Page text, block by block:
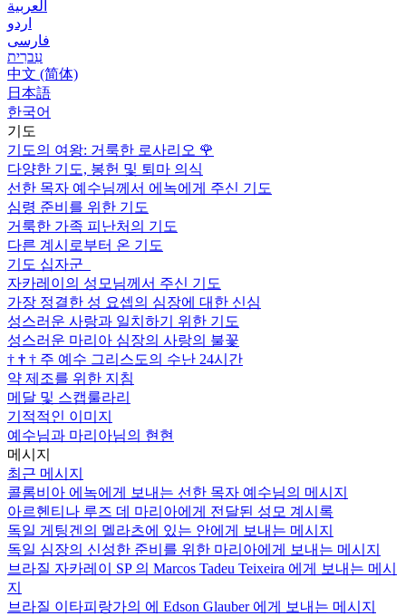
العربية
اردو
فارسی
עִברִית
中文 (简体)
日本語
한국어
기도
기도의 여왕: 거룩한 로사리오 🌹
다양한 기도, 봉헌 및 퇴마 의식
선한 목자 예수님께서 에녹에게 주신 기도
심령 준비를 위한 기도
거룩한 가족 피난처의 기도
다른 계시로부터 온 기도
기도 십자군
자카레이의 성모님께서 주신 기도
가장 정결한 성 요셉의 심장에 대한 신심
성스러운 사랑과 일치하기 위한 기도
성스러운 마리아 심장의 사랑의 불꽃
† † † 주 예수 그리스도의 수난 24시간
약 제조를 위한 지침
메달 및 스캡룰라리
기적적인 이미지
예수님과 마리아님의 현현
메시지
최근 메시지
콜롬비아 에녹에게 보내는 선한 목자 예수님의 메시지
아르헨티나 루즈 데 마리아에게 전달된 성모 계시록
독일 게팅겐의 멜라츠에 있는 안에게 보내는 메시지
독일 심장의 신성한 준비를 위한 마리아에게 보내는 메시지
브라질 자카레이 SP 의 Marcos Tadeu Teixeira 에게 보내는 메시
지
브라질 이타피랑가의 에 Edson Glauber 에게 보내는 메시지